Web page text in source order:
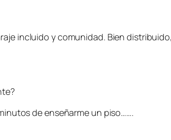
incluido y comunidad. Bien
de enseñarme un piso…….